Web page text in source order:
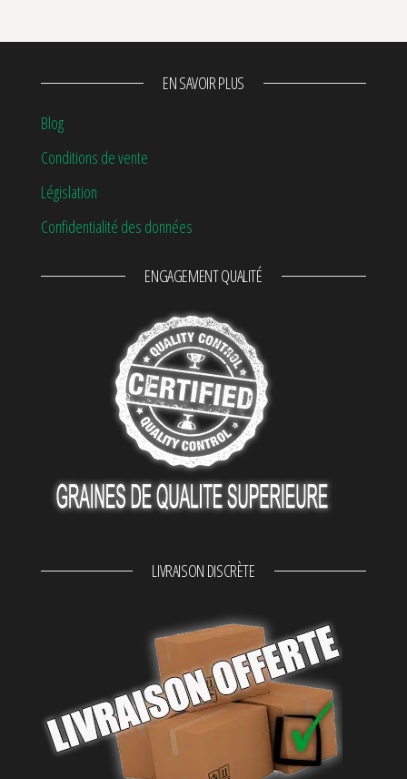
EN SAVOIR PLUS
Blog
Conditions de vente
Législation
Confidentialité des données
ENGAGEMENT QUALITÉ
LIVRAISON DISCRÈTE